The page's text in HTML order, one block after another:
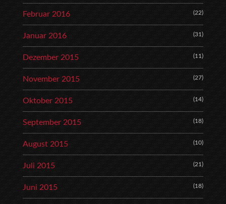
Februar 2016 (22)
Januar 2016 (31)
Dezember 2015 (11)
November 2015 (27)
Oktober 2015 (14)
September 2015 (18)
August 2015 (10)
Juli 2015 (21)
Juni 2015 (18)